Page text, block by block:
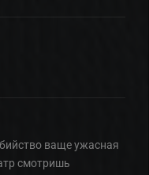
ваще ужасная
смотришь